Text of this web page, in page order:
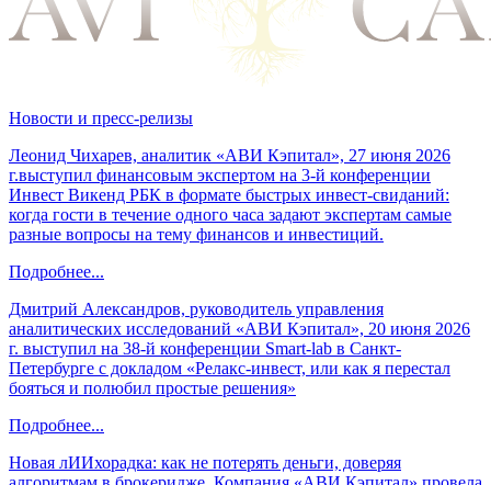
Новости и пресс-релизы
Леонид Чихарев, аналитик «АВИ Кэпитал», 27 июня 2026
г.выступил финансовым экспертом на 3-й конференции
Инвест Викенд РБК в формате быстрых инвест-свиданий:
когда гости в течение одного часа задают экспертам самые
разные вопросы на тему финансов и инвестиций.
Подробнее...
Дмитрий Александров, руководитель управления
аналитических исследований «АВИ Кэпитал», 20 июня 2026
г. выступил на 38-й конференции Smart-lab в Санкт-
Петербурге с докладом «Релакс-инвест, или как я перестал
бояться и полюбил простые решения»
Подробнее...
Новая лИИхорадка: как не потерять деньги, доверяя